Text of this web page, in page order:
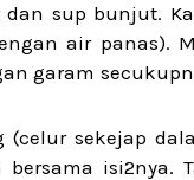
sup bunjut.
air panas).
garam
sekejap
isi2nya.